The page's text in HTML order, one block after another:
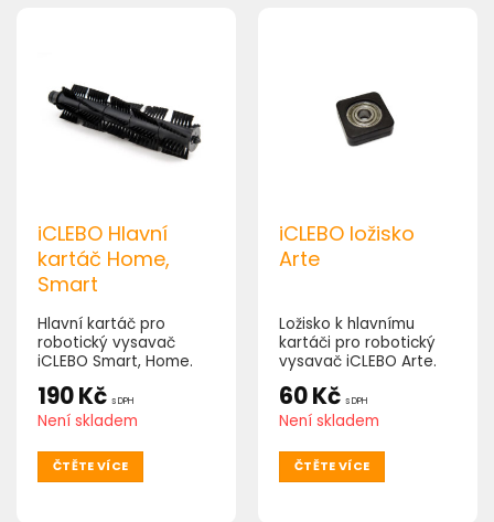
iCLEBO Hlavní
kartáč Home,
Smart
Hlavní kartáč pro
robotický vysavač
iCLEBO Smart, Home.
ložisko)
190Kč s DPH
Není skladem
ČTĚTE VÍCE
iCLEBO ložisko
Arte
Ložisko k hlavnímu
kartáči pro robotický
vysavač iCLEBO Arte.
60Kč s DPH
Není skladem
ČTĚTE VÍCE